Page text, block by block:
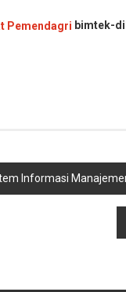
bimtek-
Informasi